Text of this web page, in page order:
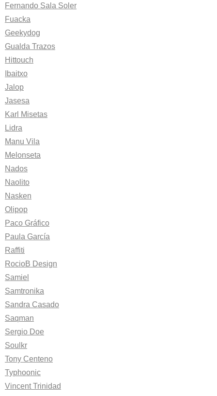
Fernando Sala Soler
Fuacka
Geekydog
Gualda Trazos
Hittouch
Ibaitxo
Jalop
Jasesa
Karl Misetas
Lidra
Manu Vila
Melonseta
Nados
Naolito
Nasken
Olipop
Paco Gráfico
Paula García
Raffiti
RocioB Design
Samiel
Samtronika
Sandra Casado
Saqman
Sergio Doe
Soulkr
Tony Centeno
Typhoonic
Vincent Trinidad